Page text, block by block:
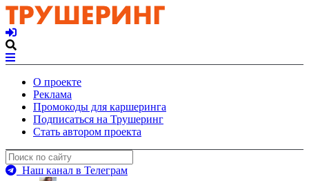
О проекте
Реклама
Промокоды для каршеринга
Подписаться на Трушеринг
Стать автором проекта
Наш канал в Телеграм